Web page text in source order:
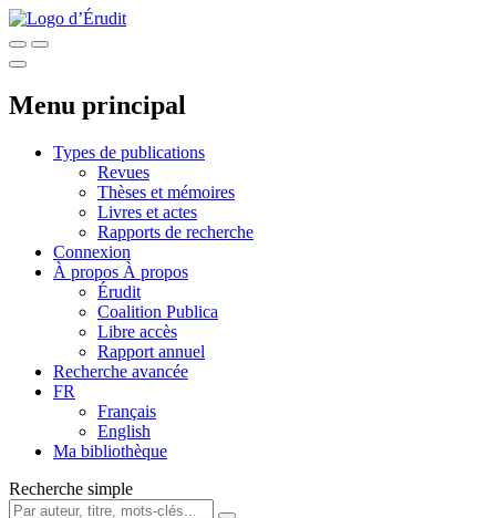
Menu principal
Types de publications
Revues
Thèses et mémoires
Livres et actes
Rapports de recherche
Connexion
À propos À propos
Érudit
Coalition Publica
Libre accès
Rapport annuel
Recherche avancée
FR
Français
English
Ma bibliothèque
Recherche simple